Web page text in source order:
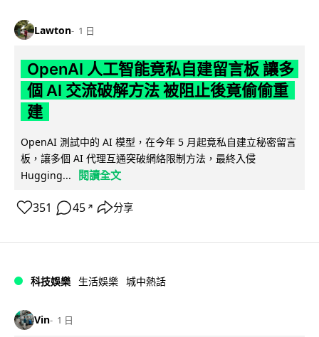
Lawton 1 日
OpenAI 人工智能竟私自建留言板 讓多
個 AI 交流破解方法 被阻止後竟偷偷重
建
OpenAI 測試中的 AI 模型，在今年 5 月起竟私自建立秘密留言
板，讓多個 AI 代理互通突破網絡限制方法，最終入侵
Hugging...
閱讀全文
351 45 ↗ 分享
科技娛樂 生活娛樂 城中熱話
Vin 1 日